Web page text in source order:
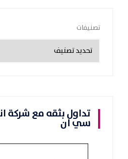
تصنيفات
تداول بثقه مع شركة
سي ان